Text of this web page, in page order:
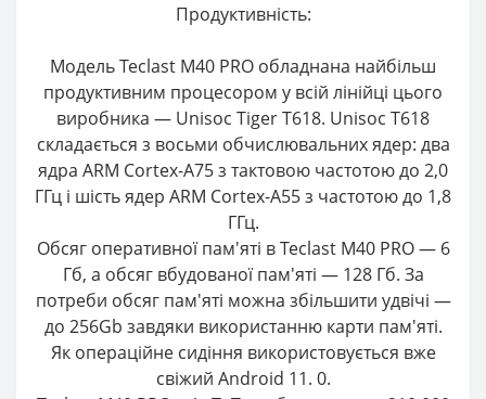
Продуктивність:
Модель Teclast M40 PRO обладнана найбільш
продуктивним процесором у всій лінійці цього
виробника — Unisoc Tiger T618. Unisoc T618
складається з восьми обчислювальних ядер: два
ядра ARM Cortex-A75 з тактовою частотою до 2,0
ГГц і шість ядер ARM Cortex-A55 з частотою до 1,8
ГГц.
Обсяг оперативної пам'яті в Teclast M40 PRO — 6
Гб, а обсяг вбудованої пам'яті — 128 Гб. За
потреби обсяг пам'яті можна збільшити удвічі —
до 256Gb завдяки використанню карти пам'яті.
Як операційне сидіння використовується вже
свіжий Android 11. 0.